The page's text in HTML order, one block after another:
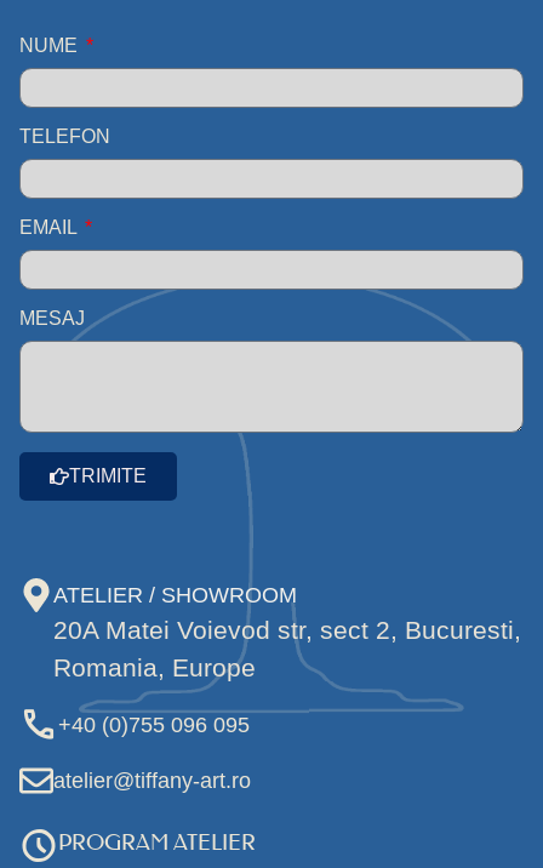
NUME
TELEFON
EMAIL
MESAJ
TRIMITE
ATELIER / SHOWROOM
20A Matei Voievod str, sect 2, Bucuresti,
Romania, Europe
+40 (0)755 096 095
atelier@tiffany-art.ro
PROGRAM ATELIER